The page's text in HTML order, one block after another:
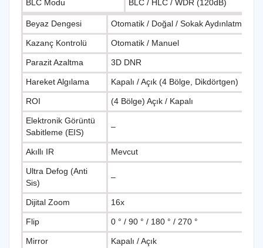
BLC Modu BLC / HLC / WDR (120dB)
Beyaz Dengesi Otomatik / Doğal / Sokak Aydınlatma /
Kazanç Kontrolü Otomatik / Manuel
Parazit Azaltma 3D DNR
Hareket Algılama Kapalı / Açık (4 Bölge, Dikdörtgen)
ROI (4 Bölge) Açık / Kapalı
Elektronik Görüntü
Sabitleme (EIS)
–
Akıllı IR Mevcut
Ultra Defog (Anti
Sis)
–
Dijital Zoom 16x
Flip 0 ° / 90 ° / 180 ° / 270 °
Mirror Kapalı / Açık